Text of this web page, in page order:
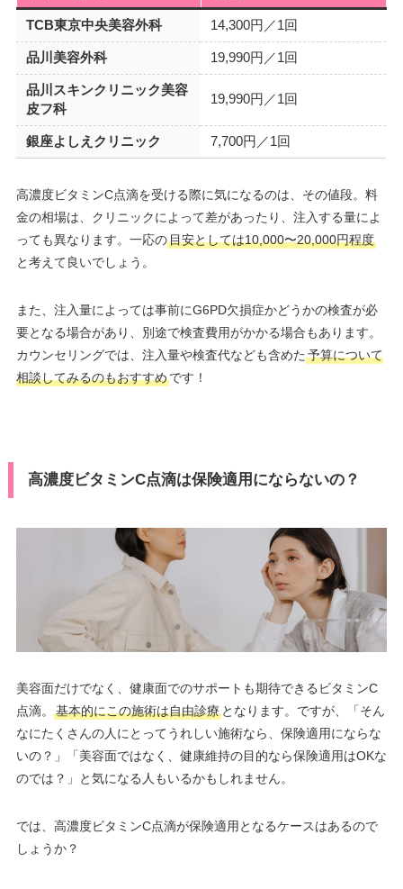
TCB東京中央美容外科 14,300円／1回
品川美容外科 19,990円／1回
品川スキンクリニック美容
皮フ科
19,990円／1回
銀座よしえクリニック 7,700円／1回
高濃度ビタミンC点滴を受ける際に気になるのは、その値段。料
金の相場は、クリニックによって差があったり、注入する量によ
っても異なります。一応の目安としては10,000〜20,000円程度
と考えて良いでしょう。
また、注入量によっては事前にG6PD欠損症かどうかの検査が必
要となる場合があり、別途で検査費用がかかる場合もあります。
カウンセリングでは、注入量や検査代なども含めた 予算について
相談してみるのもおすすめです！
高濃度ビタミンC点滴は保険適用にならないの？
美容面だけでなく、健康面でのサポートも期待できるビタミンC
点滴。
基本的にこの施術は自由診療となります。ですが、「そん
なにたくさんの人にとってうれしい施術なら、保険適用にならな
いの？」「美容面ではなく、健康維持の目的なら保険適用はOKな
のでは？」と気になる人もいるかもしれません。
では、高濃度ビタミンC点滴が保険適用となるケースはあるので
しょうか？